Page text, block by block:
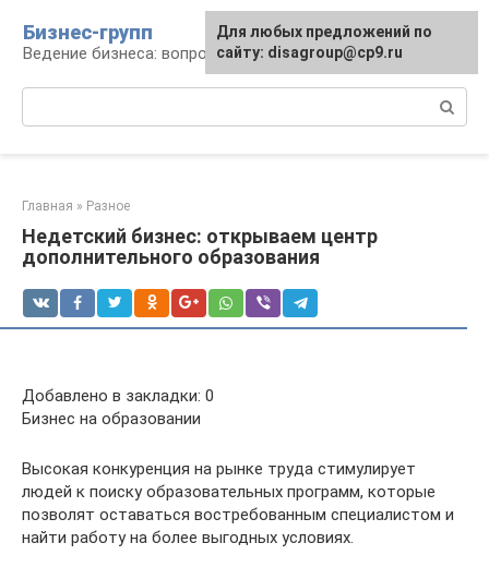
контенту
Бизнес-групп
Ведение бизнеса: вопросы, советы, проблемы
Главная » Разное
Недетский бизнес: открываем центр
дополнительного образования
Добавлено в закладки: 0
Бизнес на образовании
Высокая конкуренция на рынке труда стимулирует
людей к поиску образовательных программ, которые
позволят оставаться востребованным специалистом и
найти работу на более выгодных условиях.
Для любых предложений по
сайту: disagroup@cp9.ru